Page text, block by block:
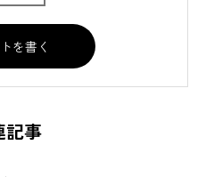
記事